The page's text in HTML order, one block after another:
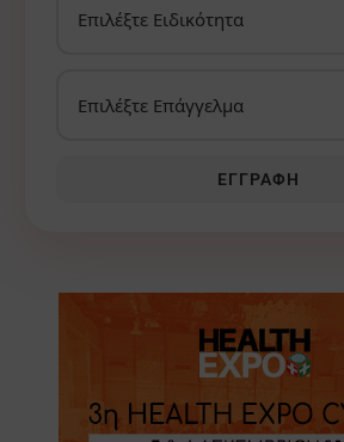
ΕΓΓΡΑΦΉ